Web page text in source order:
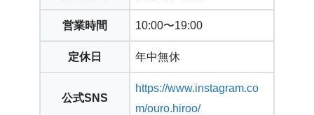
営業時間 10:00〜19:00
定休日 年中無休
公式SNS
https://www.instagram.co
m/ouro.hiroo/